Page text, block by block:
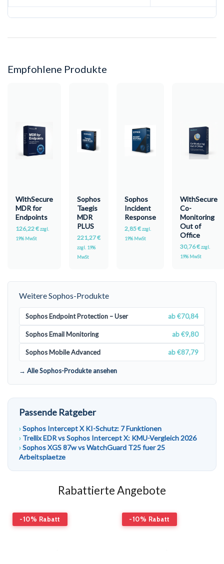
Empfohlene Produkte
WithSecure
MDR for
Endpoints
126,22€zzgl.
19% MwSt
Sophos
Taegis
MDR
PLUS
221,27€
zzgl. 19%
MwSt
Sophos
Incident
Response
2,85€zzgl.
19% MwSt
WithSecure
Co-
Monitoring
Out of
Office
30,76€zzgl.
19% MwSt
Weitere Sophos-Produkte
Sophos Endpoint Protection – User ab €70,84
Sophos Email Monitoring ab €9,80
Sophos Mobile Advanced ab €87,79
→ Alle Sophos-Produkte ansehen
Passende Ratgeber
Sophos Intercept X KI-Schutz: 7 Funktionen
Trellix EDR vs Sophos Intercept X: KMU-Vergleich 2026
Sophos XGS 87w vs WatchGuard T25 fuer 25
Arbeitsplaetze
Rabattierte Angebote
-10% Rabatt -10% Rabatt